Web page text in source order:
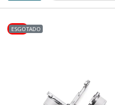
ESGOTADO
-10%